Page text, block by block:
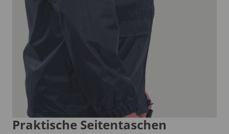
Praktische Seitentaschen